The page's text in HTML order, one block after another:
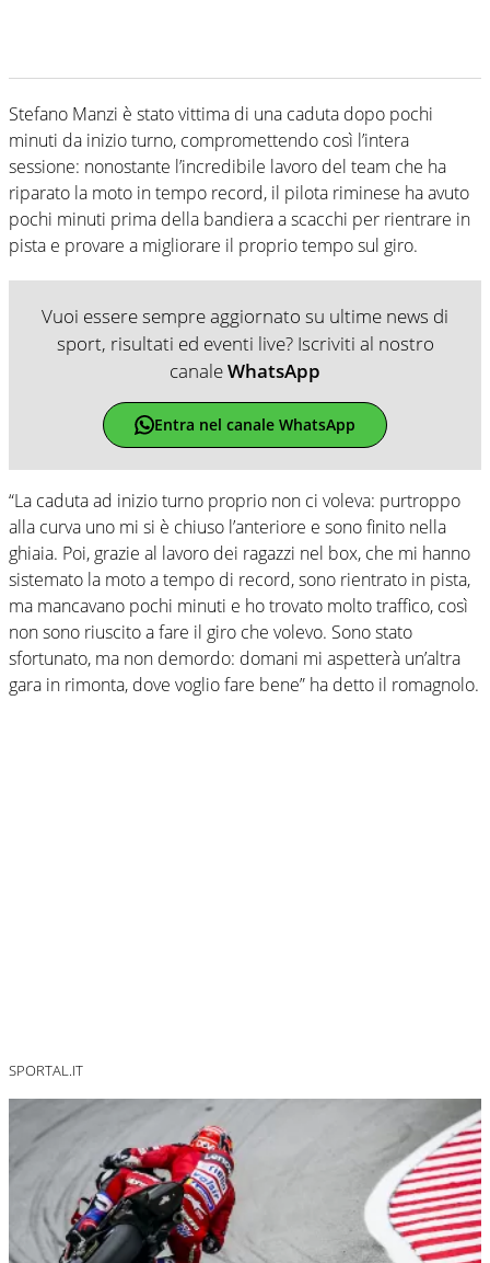
Stefano Manzi è stato vittima di una caduta dopo pochi
minuti da inizio turno, compromettendo così l’intera
sessione: nonostante l’incredibile lavoro del team che ha
riparato la moto in tempo record, il pilota riminese ha avuto
pochi minuti prima della bandiera a scacchi per rientrare in
pista e provare a migliorare il proprio tempo sul giro.
Vuoi essere sempre aggiornato su ultime news di
sport, risultati ed eventi live? Iscriviti al nostro
canaleWhatsApp
Entra nel canale WhatsApp
“La caduta ad inizio turno proprio non ci voleva: purtroppo
alla curva uno mi si è chiuso l’anteriore e sono finito nella
ghiaia. Poi, grazie al lavoro dei ragazzi nel box, che mi hanno
sistemato la moto a tempo di record, sono rientrato in pista,
ma mancavano pochi minuti e ho trovato molto traffico, così
non sono riuscito a fare il giro che volevo. Sono stato
sfortunato, ma non demordo: domani mi aspetterà un’altra
gara in rimonta, dove voglio fare bene” ha detto il romagnolo.
SPORTAL.IT